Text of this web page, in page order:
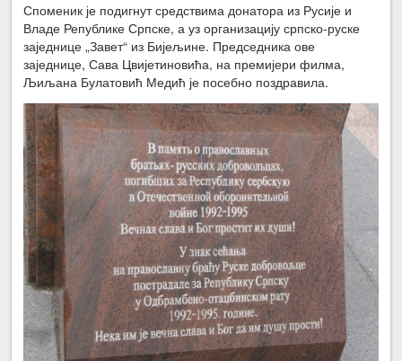
Споменик је подигнут средствима донатора из Русије и
Владе Републике Српске, а уз организацију српско-руске
заједнице „Завет“ из Бијељине. Председника ове
заједнице, Сава Цвијетиновића, на премијери филма,
Љиљана Булатовић Медић је посебно поздравила.